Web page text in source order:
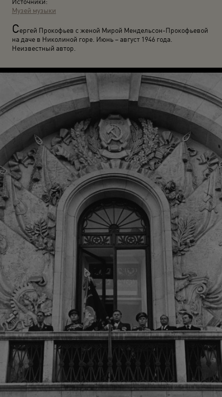
Музей музыки
Сергей Прокофьев с женой Мирой Мендельсон-Прокофьевой
на даче в Николиной горе. Июнь – август 1946 года.
Неизвестный автор.